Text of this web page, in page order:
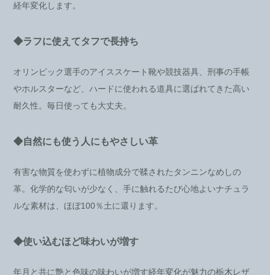
経年変化します。
◆ラフに使えてタフで長持ち
オリンピック選手のアイススケート靴や競技器具、刑事の手帳
やホルスターなど、ハードに使われる道具に選ばれてきた高い
耐久性。毎日使っても大丈夫。
◆自然にも使う人にもやさしい革
有害な物質を使わずに植物成分で鞣されたタンニンなめしの
革。化学的な匂いが少なく、手に触れるたび心地よいナチュラ
ルな素材は、ほぼ100％土に還ります。
◆使い込むほど味わいが増す
年月と共に艶と色味の味わいが増す経年変化が魅力の栃木レザ